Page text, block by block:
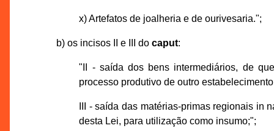
x) Artefatos de joalheria e de ourivesaria.";
b) os incisos II e III do caput:
"II - saída dos bens intermediários, de
processo produtivo de outro
III - saída das matérias-primas regionais in
desta Lei, para utilização como insumo;";